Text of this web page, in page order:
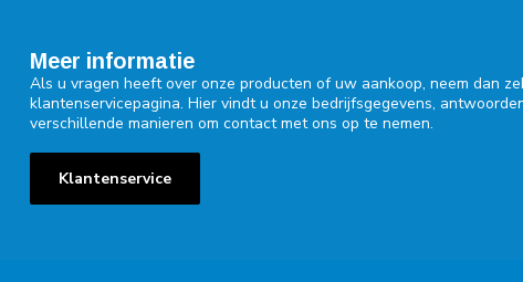
Meer informatie
Als u vragen heeft over onze producten of uw aankoop, neem dan
klantenservicepagina. Hier vindt u onze bedrijfsgegevens,
verschillende manieren om contact met ons op te nemen.
Klantenservice